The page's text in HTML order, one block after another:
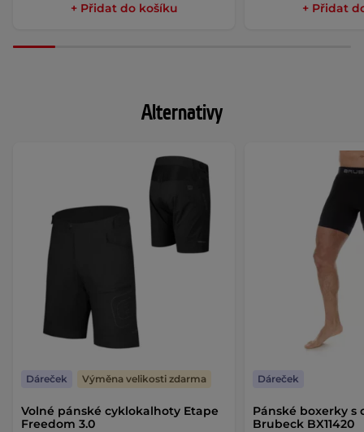
+ Přidat do košíku + Přidat
Alternativy
Volné pánské cyklokalhoty Etape
Freedom 3.0
Dáreček Výměna velikosti zdarma
Pánské boxerky s
Brubeck BX11420
Dáreček